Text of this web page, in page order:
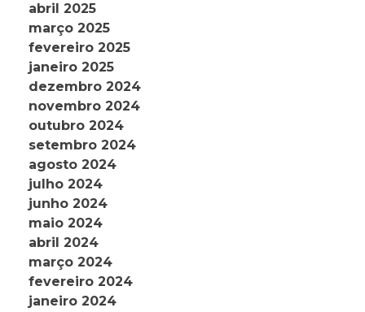
abril 2025
março 2025
fevereiro 2025
janeiro 2025
dezembro 2024
novembro 2024
outubro 2024
setembro 2024
agosto 2024
julho 2024
junho 2024
maio 2024
abril 2024
março 2024
fevereiro 2024
janeiro 2024